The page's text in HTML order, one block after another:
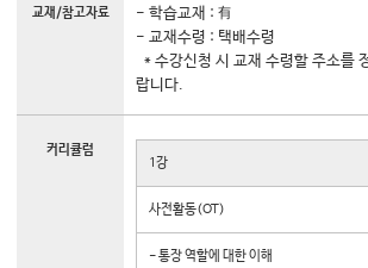
교재/참고자료
- 학습교재 : 有
- 교재수령 : 택배수령
* 수강신청 시 교재 수령할 주소를
랍니다.
커리큘럼
1강
사전활동(OT)
- 통장 역할에 대한 이해